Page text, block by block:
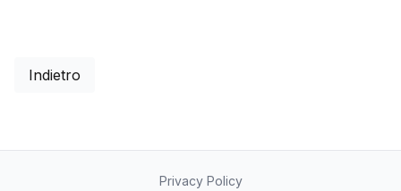
Indietro
Privacy Policy